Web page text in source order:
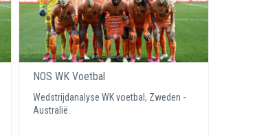
NOS WK Voetbal
Wedstrijdanalyse WK voetbal, Zweden -
Australië.